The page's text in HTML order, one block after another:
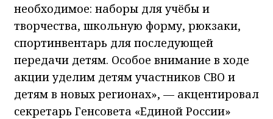
необходимое: наборы для учёбы и
творчества, школьную форму, рюкзаки,
спортинвентарь для последующей
передачи детям. Особое внимание в ходе
акции уделим детям участников СВО и
детям в новых регионах», — акцентировал
секретарь Генсовета «Единой России»